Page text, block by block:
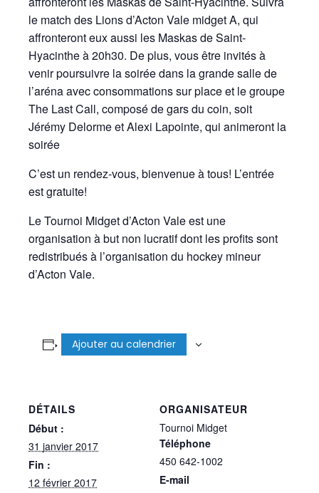
le match des Lions d’Acton Vale midget A, qui
affronteront eux aussi les Maskas de Saint-
Hyacinthe à 20h30. De plus, vous être invités à
venir poursuivre la soirée dans la grande salle de
l’aréna avec consommations sur place et le groupe
The Last Call, composé de gars du coin, soit
Jérémy Delorme et Alexi Lapointe, qui animeront la
soirée
C’est un rendez-vous, bienvenue à tous! L’entrée
est gratuite!
Le Tournoi Midget d’Acton Vale est une
organisation à but non lucratif dont les profits sont
redistribués à l’organisation du hockey mineur
d’Acton Vale.
Ajouter au calendrier
DÉTAILS
Début :
31 janvier 2017
Fin :
12 février 2017
ORGANISATEUR
Tournoi Midget
Téléphone
450 642-1002
E-mail